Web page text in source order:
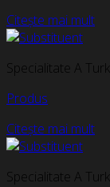
Citește mai mult
Specialitate A
Produs
Citește mai mult
Specialitate A